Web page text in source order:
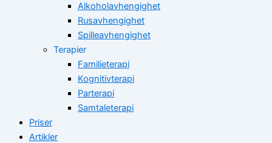
Alkoholavhengighet
Rusavhengighet
Spilleavhengighet
Terapier
Familieterapi
Kognitivterapi
Parterapi
Samtaleterapi
Priser
Artikler